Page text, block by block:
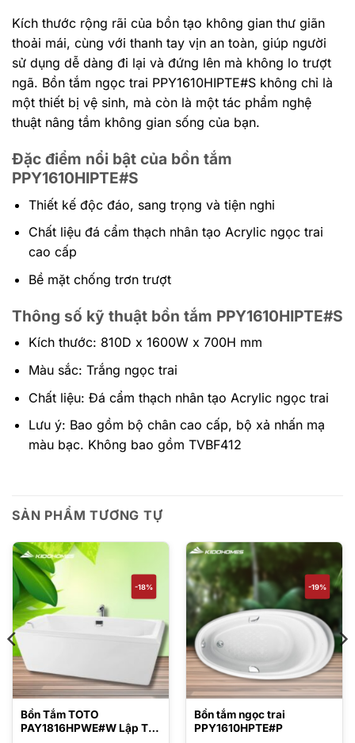
Kích thước rộng rãi của bồn tạo không gian thư giãn
thoải mái, cùng với thanh tay vịn an toàn, giúp người
sử dụng dễ dàng đi lại và đứng lên mà không lo trượt
ngã. Bồn tắm ngọc trai PPY1610HIPTE#S không chỉ là
một thiết bị vệ sinh, mà còn là một tác phẩm nghệ
thuật nâng tầm không gian sống của bạn.
Đặc điểm nổi bật của bồn tắm
PPY1610HIPTE#S
Thiết kế độc đáo, sang trọng và tiện nghi
Chất liệu đá cẩm thạch nhân tạo Acrylic ngọc trai
cao cấp
Bề mặt chống trơn trượt
Thông số kỹ thuật bồn tắm PPY1610HIPTE#S
Kích thước: 810D x 1600W x 700H mm
Màu sắc: Trắng ngọc trai
Chất liệu: Đá cẩm thạch nhân tạo Acrylic ngọc trai
Lưu ý: Bao gồm bộ chân cao cấp, bộ xả nhấn mạ
màu bạc. Không bao gồm TVBF412
SẢN PHẨM TƯƠNG TỰ
-18%
Bồn Tắm TOTO
PAY1816HPWE#W Lập Thể
-19%
Bồn tắm ngọc trai
PPY1610HPTE#P